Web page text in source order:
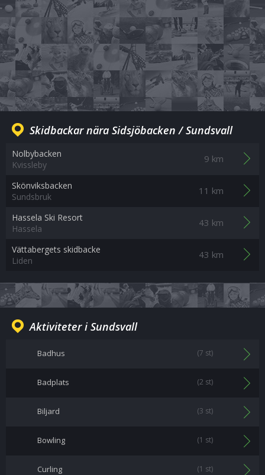
Skidbackar nära Sidsjöbacken / Sundsvall
Nolbybacken
Kvissleby
9 km
Skönviksbacken
Sundsbruk
11 km
Hassela Ski Resort
Hassela
43 km
Vättabergets skidbacke
Liden
43 km
Aktiviteter i Sundsvall
Badhus (7 st)
Badplats (2 st)
Biljard (3 st)
Bowling (1 st)
Curling (1 st)